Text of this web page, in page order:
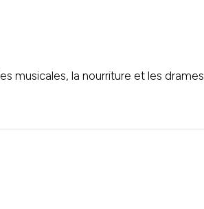
musicales, la nourriture et les drames